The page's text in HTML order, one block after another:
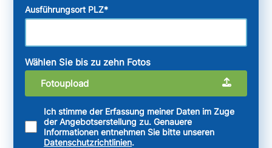
Ausführungsort PLZ*
Wählen Sie bis zu zehn Fotos
Fotoupload
Ich stimme der Erfassung meiner Daten im Zuge
der Angebotserstellung zu. Genauere
Informationen entnehmen Sie bitte unseren
Datenschutzrichtlinien.